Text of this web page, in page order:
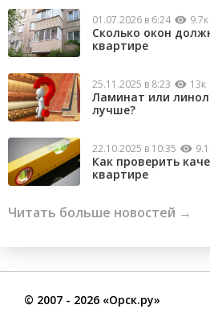
01.07.2026 в 6:24 9.7к
Сколько окон
квартире
25.11.2025 в 8:23 13к
Ламинат или
лучше?
22.10.2025 в 10:35
Как проверить
квартире
Читать больше новостей →
© 2007 - 2026 «Орск.ру»